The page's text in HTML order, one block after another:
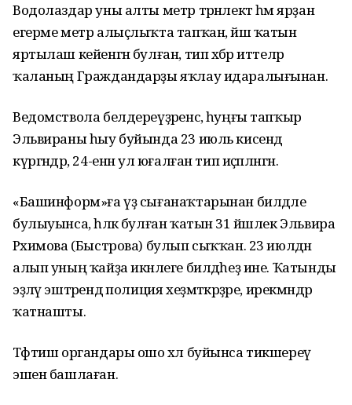
Водолаздар уны алты метр тәрәнлектә һәм ярҙан
егерме метр алыҫлыҡта тапҡан, йәш ҡатын
яртылаш кейенгән булған, тип хәбәр иттеләр
ҡаланың Граждандарҙы яҡлау идаралығынан.
Ведомствола белдереүҙәренсә, һуңғы тапҡыр
Эльвираны һыу буйында 23 июль кисендә
күргәндәр, 24-енән ул юғалған тип иҫәпләнгән.
«Башинформ»ға үҙ сығанаҡтарынан билдәле
булыуынса, һәләк булған ҡатын 31 йәшлек Эльвира
Рәхимова (Быстрова) булып сыҡҡан. 23 июлдән
алып уның ҡайҙа икәнлеге билдәһеҙ ине. Ҡатынды
эҙләү эштәрендә полиция хеҙмәткәрҙәре, ирекмәндәр
ҡатнашты.
Тәфтиш органдары ошо хәл буйынса тикшереү
эшен башлаған.